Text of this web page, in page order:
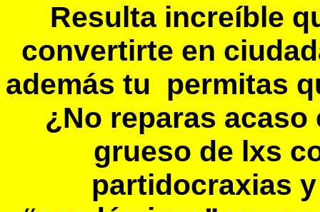
Resulta increíble
convertirte en
además tu permitas
¿No reparas
grueso de lxs
partidocraxias